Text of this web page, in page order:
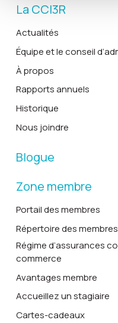
La CCI3R
Actualités
Équipe et le conseil
À propos
Rapports annuels
Historique
Nous joindre
Blogue
Zone membre
Portail des membres
Répertoire des membres
Régime d’assurances
commerce
Avantages membre
Accueillez un stagiaire
Cartes-cadeaux